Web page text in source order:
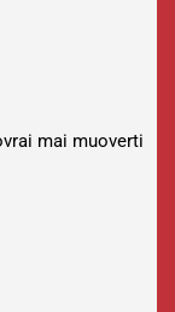
mai muoverti